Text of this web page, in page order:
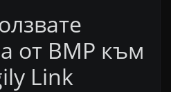
от BMP към
Link